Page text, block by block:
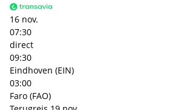
16 nov.
07:30
direct
09:30
Eindhoven (EIN)
03:00
Faro (FAO)